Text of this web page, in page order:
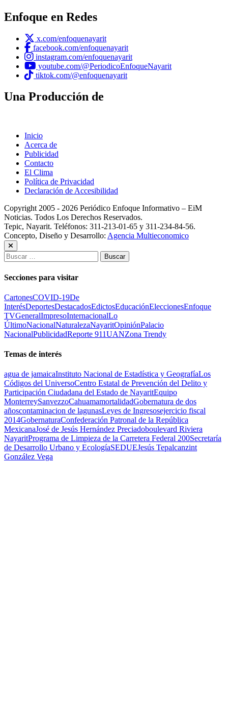
Enfoque en Redes
x.com/enfoquenayarit
facebook.com/enfoquenayarit
instagram.com/enfoquenayarit
youtube.com/@PeriodicoEnfoqueNayarit
tiktok.com/@enfoquenayarit
Una Producción de
Inicio
Acerca de
Publicidad
Contacto
El Clima
Política de Privacidad
Declaración de Accesibilidad
Copyright 2005 - 2026 Periódico Enfoque Informativo – EiM
Noticias. Todos Los Derechos Reservados.
Tepic, Nayarit. Teléfonos: 311-213-01-65 y 311-234-84-56.
Concepto, Diseño y Desarrollo: Agencia Multieconomico
Buscar:
Secciones para visitar
CartonesCOVID-19De
InterésDeportesDestacadosEdictosEducaciónEleccionesEnfoque
TVGeneralImpresoInternacionalLo
ÚltimoNacionalNaturalezaNayaritOpiniónPalacio
NacionalPublicidadReporte 911UANZona Trendy
Temas de interés
agua de jamaicaInstituto Nacional de Estadística y GeografíaLos
Códigos del UniversoCentro Estatal de Prevención del Delito y
Participación Ciudadana del Estado de NayaritEquipo
MonterreySanvezzoCahuamamortalidadGobernatura de dos
añoscontaminacion de lagunasLeyes de Ingresosejercicio fiscal
2014GobernaturaConfederación Patronal de la República
MexicanaJosé de Jesús Hernández Preciadoboulevard Riviera
NayaritPrograma de Limpieza de la Carretera Federal 200Secretaría
de Desarrollo Urbano y EcologíaSEDUEJesús Tepalcanzint
González Vega